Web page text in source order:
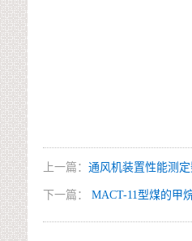
上一篇：通风机装置性能测
下一篇：MACT-11型煤的甲